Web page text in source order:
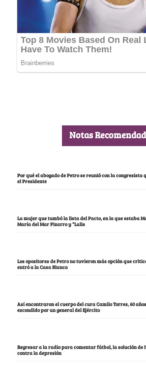
Notas
Por qué el abogado de Petro se reunió con la congresista
el Presidente
La mujer que tumbó la lista del Pacto, en la que estaba
María del Mar Pizarro y “Lalis
Los opositores de Petro no tuvieron más opción que
entró a la Casa Blanca
Así encontraron el cuerpo del cura Camilo Torres, 60
escondido por un general del Ejército
Regresar a la radio para comentar fútbol, la solución
contra la depresión